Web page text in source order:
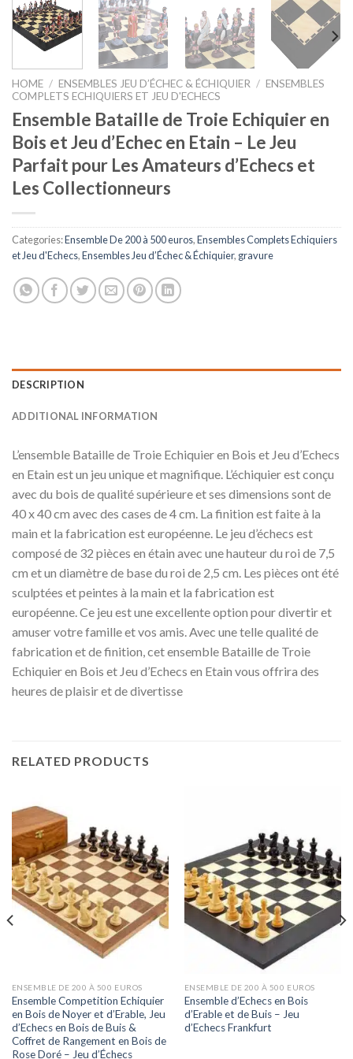
HOME / ENSEMBLES JEU D’ÉCHEC & ÉCHIQUIER / ENSEMBLES
COMPLETS ECHIQUIERS ET JEU D'ECHECS
Ensemble Bataille de Troie Echiquier en
Bois et Jeu d’Echec en Etain – Le Jeu
Parfait pour Les Amateurs d’Echecs et
Les Collectionneurs
Categories:Ensemble De 200 à 500 euros,Ensembles Complets Echiquiers
et Jeu d'Echecs,Ensembles Jeu d’Échec & Échiquier, gravure
DESCRIPTION
ADDITIONAL INFORMATION
L’ensemble Bataille de Troie Echiquier en Bois et Jeu d’Echecs
en Etain est un jeu unique et magnifique. L’échiquier est conçu
avec du bois de qualité supérieure et ses dimensions sont de
40 x 40 cm avec des cases de 4 cm. La finition est faite à la
main et la fabrication est européenne. Le jeu d’échecs est
composé de 32 pièces en étain avec une hauteur du roi de 7,5
cm et un diamètre de base du roi de 2,5 cm. Les pièces ont été
sculptées et peintes à la main et la fabrication est
européenne. Ce jeu est une excellente option pour divertir et
amuser votre famille et vos amis. Avec une telle qualité de
fabrication et de finition, cet ensemble Bataille de Troie
Echiquier en Bois et Jeu d’Echecs en Etain vous offrira des
heures de plaisir et de divertisse
RELATED PRODUCTS
ENSEMBLE DE 200 À 500 EUROS
Ensemble Competition Echiquier
en Bois de Noyer et d’Erable, Jeu
d’Echecs en Bois de Buis &
Coffret de Rangement en Bois de
Rose Doré – Jeu d’Échecs
ENSEMBLE DE 200 À 500 EUROS
Ensemble d’Echecs en Bois
d’Erable et de Buis – Jeu
d’Echecs Frankfurt